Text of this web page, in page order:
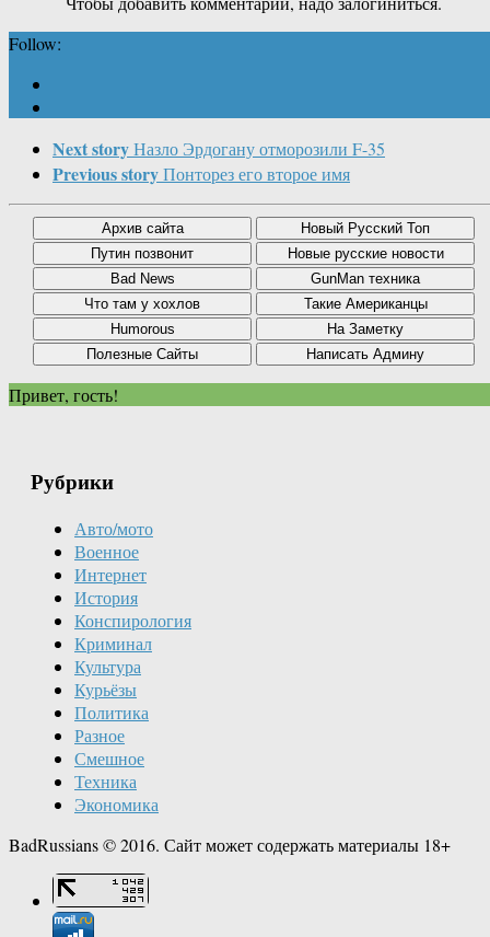
Follow:
Next storyНазло Эрдогану отморозили F-35
Previous storyПонторез его второе имя
Привет, гость!
Рубрики
Авто/мото
Военное
Интернет
История
Конспирология
Криминал
Культура
Курьёзы
Политика
Разное
Смешное
Техника
Экономика
BadRussians © 2016. Сайт может содержать материалы 18+